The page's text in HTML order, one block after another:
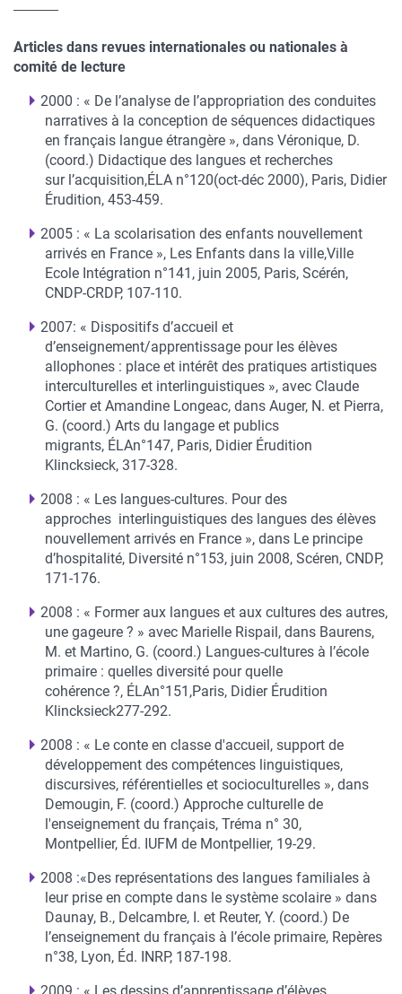
Articles dans revues internationales ou nationales à
comité de lecture
2000 : « De l’analyse de l’appropriation des conduites
narratives à la conception de séquences didactiques
en français langue étrangère », dans Véronique, D.
(coord.) Didactique des langues et recherches
sur l’acquisition,ÉLA n°120(oct-déc 2000), Paris, Didier
Érudition, 453-459.
2005 : « La scolarisation des enfants nouvellement
arrivés en France », Les Enfants dans la ville,Ville
Ecole Intégration n°141, juin 2005, Paris, Scérén,
CNDP-CRDP, 107-110.
2007: « Dispositifs d’accueil et
d’enseignement/apprentissage pour les élèves
allophones : place et intérêt des pratiques artistiques
interculturelles et interlinguistiques », avec Claude
Cortier et Amandine Longeac, dans Auger, N. et Pierra,
G. (coord.) Arts du langage et publics
migrants, ÉLAn°147, Paris, Didier Érudition
Klincksieck, 317-328.
2008 : « Les langues-cultures. Pour des
approches interlinguistiques des langues des élèves
nouvellement arrivés en France », dans Le principe
d’hospitalité, Diversité n°153, juin 2008, Scéren, CNDP,
171-176.
2008 : « Former aux langues et aux cultures des autres,
une gageure ? » avec Marielle Rispail, dans Baurens,
M. et Martino, G. (coord.) Langues-cultures à l’école
primaire : quelles diversité pour quelle
cohérence ?, ÉLAn°151,Paris, Didier Érudition
Klincksieck277-292.
2008 : « Le conte en classe d'accueil, support de
développement des compétences linguistiques,
discursives, référentielles et socioculturelles », dans
Demougin, F. (coord.) Approche culturelle de
l'enseignement du français, Tréma n° 30,
Montpellier, Éd. IUFM de Montpellier, 19-29.
2008 :«Des représentations des langues familiales à
leur prise en compte dans le système scolaire » dans
Daunay, B., Delcambre, I. et Reuter, Y. (coord.) De
l’enseignement du français à l’école primaire, Repères
n°38, Lyon, Éd. INRP, 187-198.